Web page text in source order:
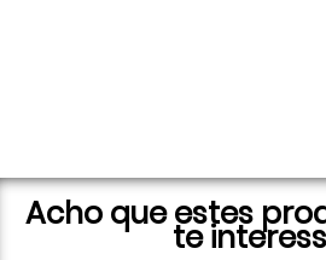
Acho que estes
te